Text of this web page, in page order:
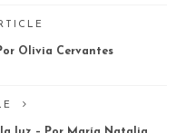
Olivia Cervantes